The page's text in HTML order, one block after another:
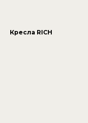
Кресла RICH